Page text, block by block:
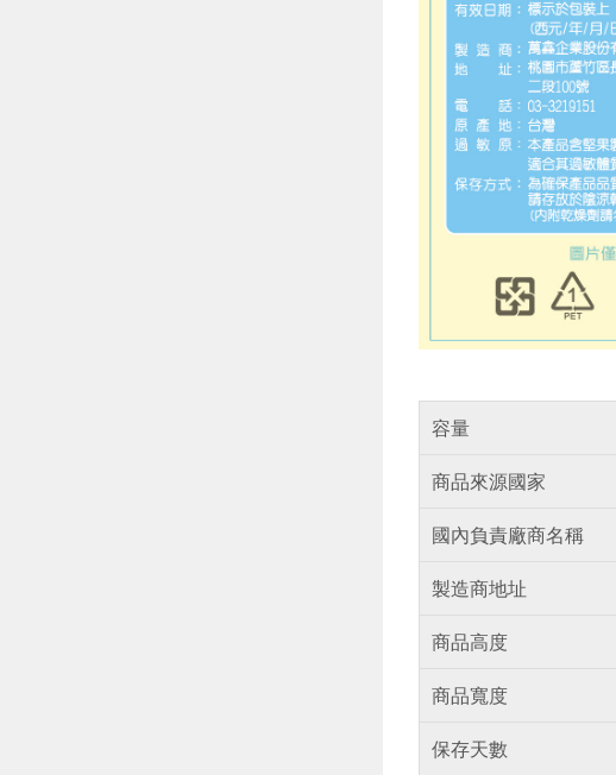
容量
商品來源國家
國內負責廠商名稱
製造商地址
商品高度
商品寬度
保存天數